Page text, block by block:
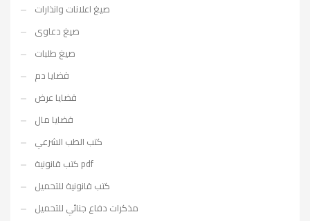
صيغ اعلانات وانذارات
صيغ دعاوى
صيغ طلبات
قضايا دم
قضايا عرض
قضايا مال
كتب الطب الشرعي
كتب قانونية pdf
كتب قانونية للتحميل
مذكرات دفاع جنائي للتحميل